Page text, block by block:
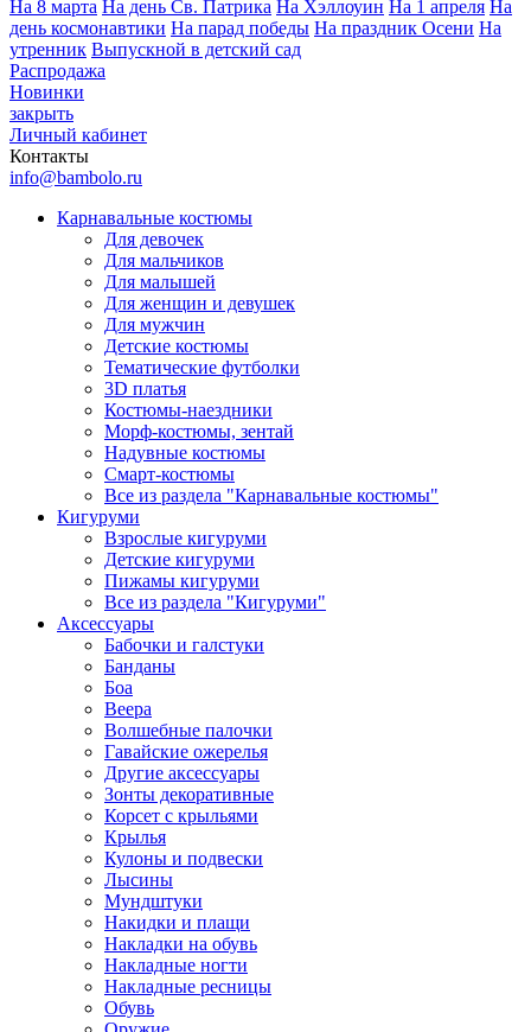
На 8 марта На день Св. Патрика На Хэллоуин На 1 апреля На
день космонавтики На парад победы На праздник Осени На
утренник Выпускной в детский сад
Распродажа
Новинки
закрыть
Личный кабинет
Контакты
info@bambolo.ru
Карнавальные костюмы
Для девочек
Для мальчиков
Для малышей
Для женщин и девушек
Для мужчин
Детские костюмы
Тематические футболки
3D платья
Костюмы-наездники
Морф-костюмы, зентай
Надувные костюмы
Смарт-костюмы
Все из раздела "Карнавальные костюмы"
Кигуруми
Взрослые кигуруми
Детские кигуруми
Пижамы кигуруми
Все из раздела "Кигуруми"
Аксессуары
Бабочки и галстуки
Банданы
Боа
Веера
Волшебные палочки
Гавайские ожерелья
Другие аксессуары
Зонты декоративные
Корсет с крыльями
Крылья
Кулоны и подвески
Лысины
Мундштуки
Накидки и плащи
Накладки на обувь
Накладные ногти
Накладные ресницы
Обувь